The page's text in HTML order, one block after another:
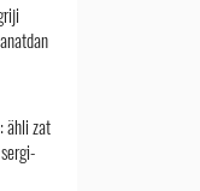
ähli zat